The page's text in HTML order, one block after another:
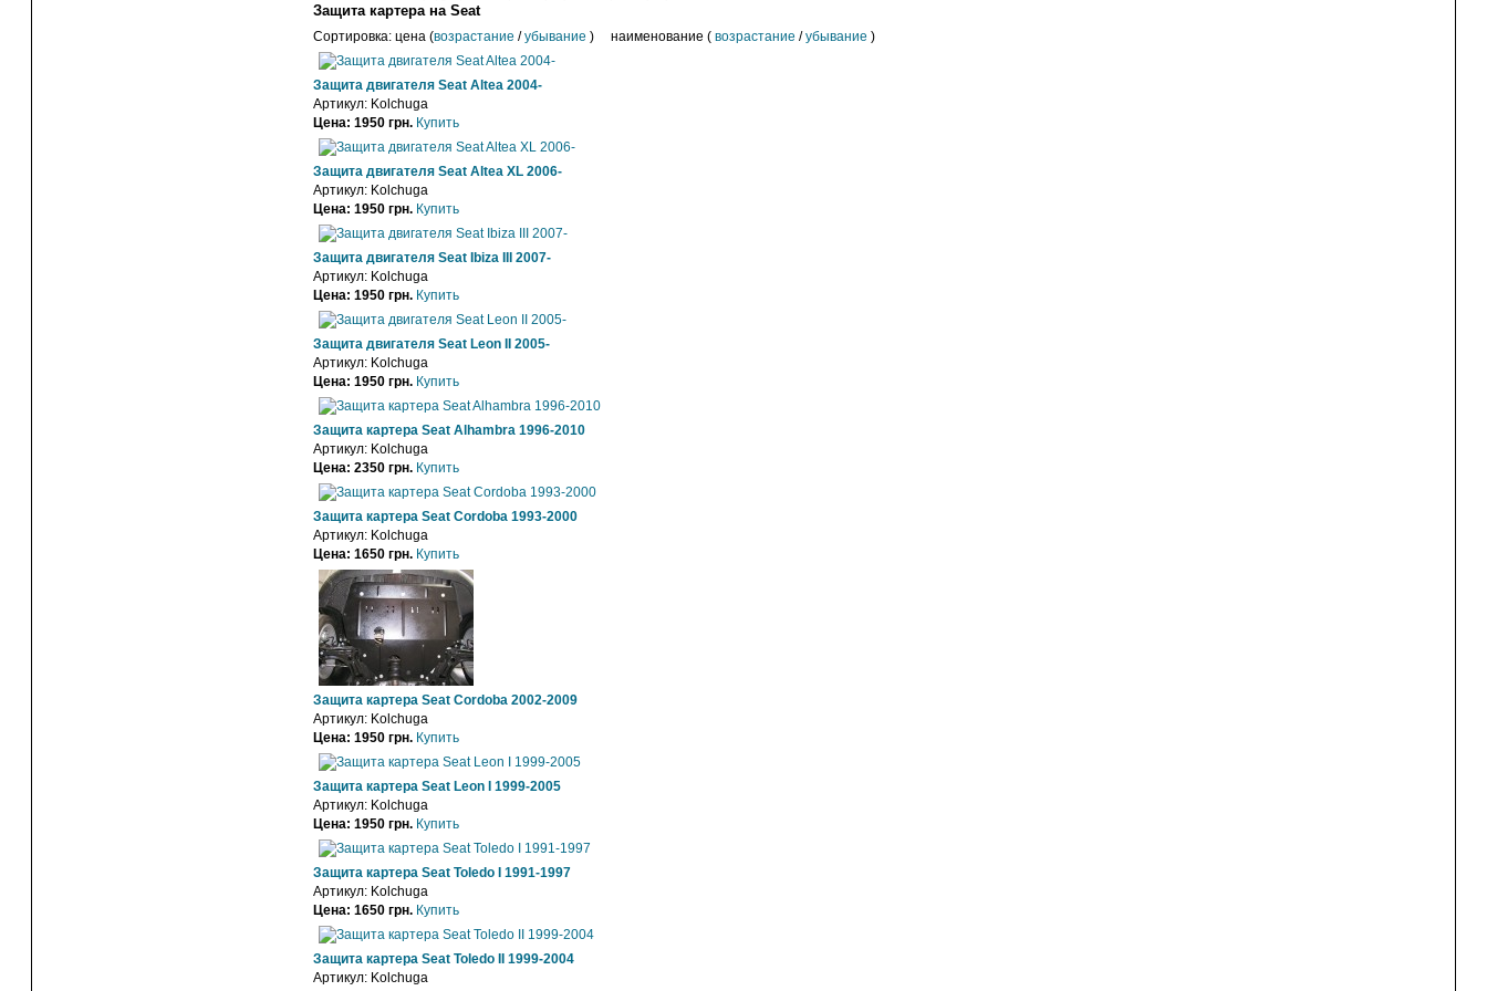
Защита картера на Seat
Сортировка: цена (возрастание /убывание ) наименование ( возрастание /убывание )
Защита двигателя Seat Altea 2004-
Артикул: Kolchuga
Цена: 1950 грн. Купить
Защита двигателя Seat Altea XL 2006-
Артикул: Kolchuga
Цена: 1950 грн. Купить
Защита двигателя Seat Ibiza III 2007-
Артикул: Kolchuga
Цена: 1950 грн. Купить
Защита двигателя Seat Leon II 2005-
Артикул: Kolchuga
Цена: 1950 грн. Купить
Защита картера Seat Alhambra 1996-2010
Артикул: Kolchuga
Цена: 2350 грн. Купить
Защита картера Seat Cordoba 1993-2000
Артикул: Kolchuga
Цена: 1650 грн. Купить
Защита картера Seat Cordoba 2002-2009
Артикул: Kolchuga
Цена: 1950 грн. Купить
Защита картера Seat Leon I 1999-2005
Артикул: Kolchuga
Цена: 1950 грн. Купить
Защита картера Seat Toledo I 1991-1997
Артикул: Kolchuga
Цена: 1650 грн. Купить
Защита картера Seat Toledo II 1999-2004
Артикул: Kolchuga